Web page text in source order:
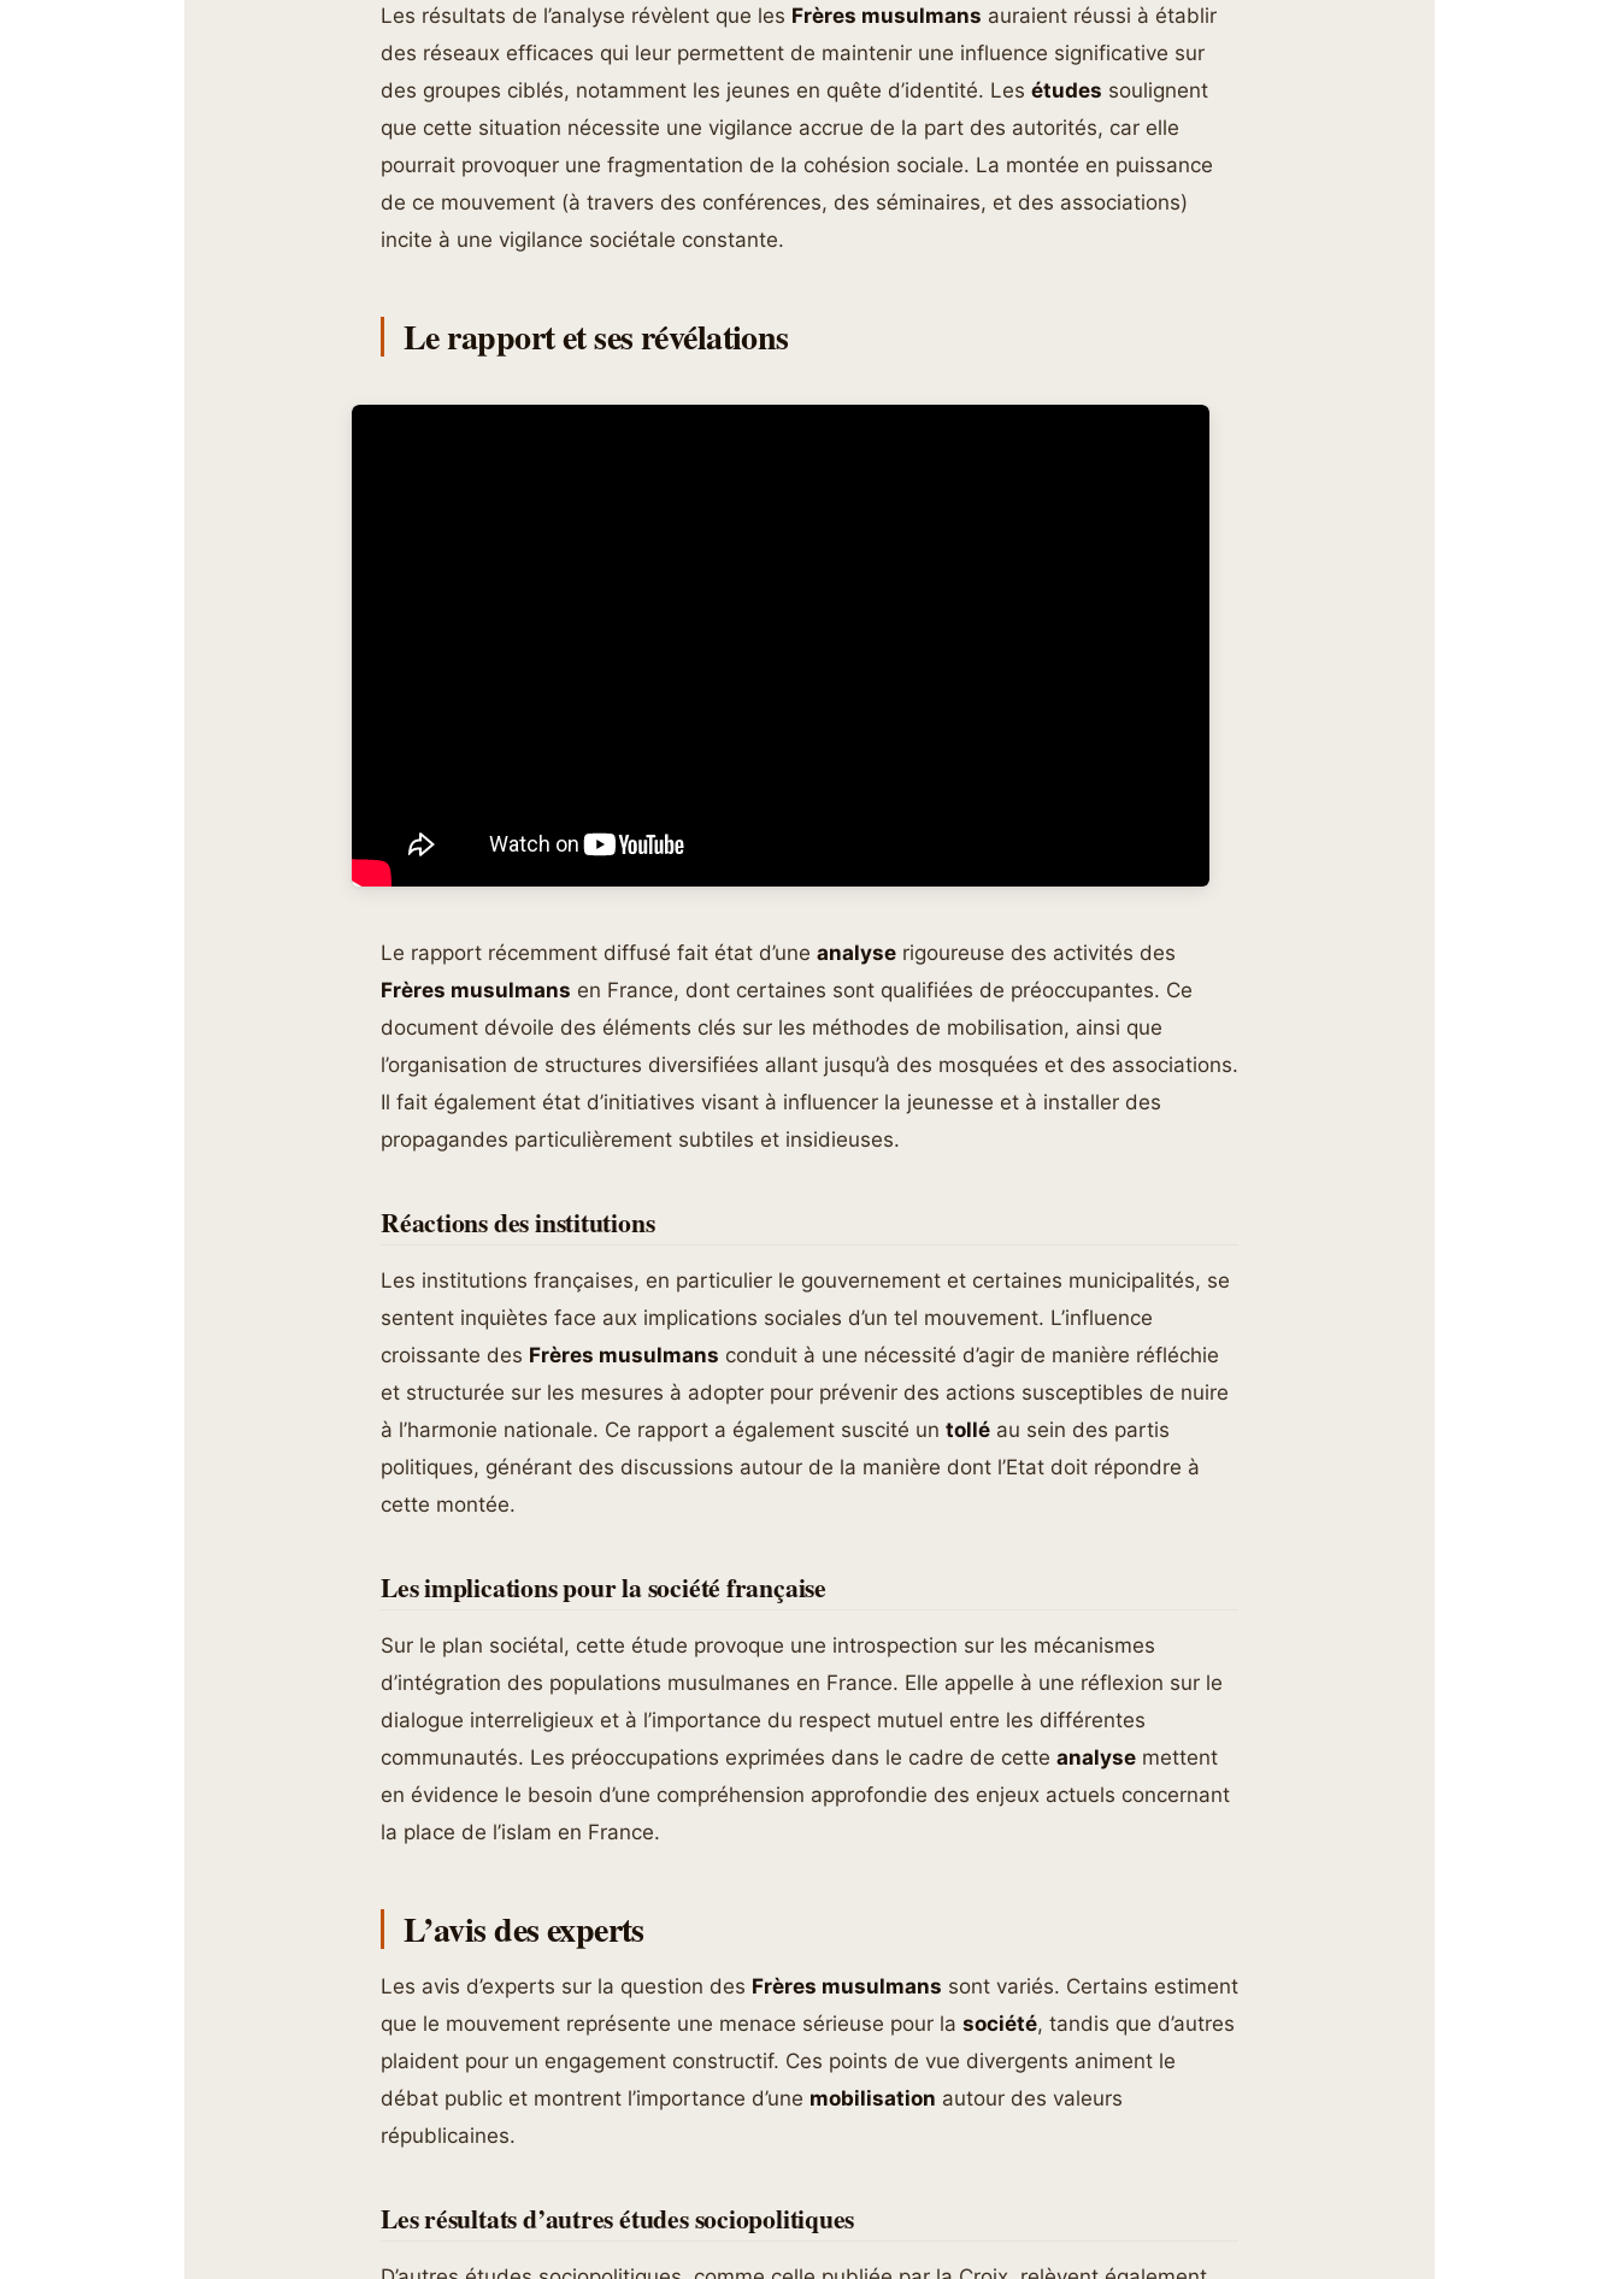
Les résultats de l’analyse révèlent que les Frères musulmans auraient réussi à établir
des réseaux efficaces qui leur permettent de maintenir une influence significative sur
des groupes ciblés, notamment les jeunes en quête d’identité. Les études soulignent
que cette situation nécessite une vigilance accrue de la part des autorités, car elle
pourrait provoquer une fragmentation de la cohésion sociale. La montée en puissance
de ce mouvement (à travers des conférences, des séminaires, et des associations)
incite à une vigilance sociétale constante.
Le rapport et ses révélations
Le rapport récemment diffusé fait état d’une analyse rigoureuse des activités des
Frères musulmans en France, dont certaines sont qualifiées de préoccupantes. Ce
document dévoile des éléments clés sur les méthodes de mobilisation, ainsi que
l’organisation de structures diversifiées allant jusqu’à des mosquées et des associations.
Il fait également état d’initiatives visant à influencer la jeunesse et à installer des
propagandes particulièrement subtiles et insidieuses.
Réactions des institutions
Les institutions françaises, en particulier le gouvernement et certaines municipalités, se
sentent inquiètes face aux implications sociales d’un tel mouvement. L’influence
croissante des Frères musulmans conduit à une nécessité d’agir de manière réfléchie
et structurée sur les mesures à adopter pour prévenir des actions susceptibles de nuire
à l’harmonie nationale. Ce rapport a également suscité un tollé au sein des partis
politiques, générant des discussions autour de la manière dont l’Etat doit répondre à
cette montée.
Les implications pour la société française
Sur le plan sociétal, cette étude provoque une introspection sur les mécanismes
d’intégration des populations musulmanes en France. Elle appelle à une réflexion sur le
dialogue interreligieux et à l’importance du respect mutuel entre les différentes
communautés. Les préoccupations exprimées dans le cadre de cette analyse mettent
en évidence le besoin d’une compréhension approfondie des enjeux actuels concernant
la place de l’islam en France.
L’avis des experts
Les avis d’experts sur la question des Frères musulmans sont variés. Certains estiment
que le mouvement représente une menace sérieuse pour la société, tandis que d’autres
plaident pour un engagement constructif. Ces points de vue divergents animent le
débat public et montrent l’importance d’une mobilisation autour des valeurs
républicaines.
Les résultats d’autres études sociopolitiques